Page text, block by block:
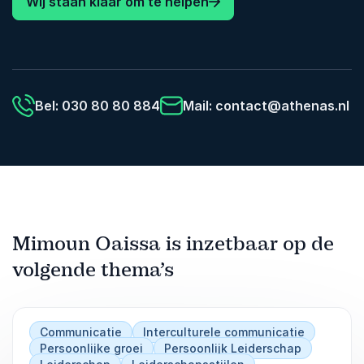
Weet je precies welke AI-tools impact
Heb je inzicht in hoe AI jouw rol verandert,
Bel: 030 80 80 884 Mail: contact@athenas.nl
Mimoun Oaissa is inzetbaar op de
volgende thema’s
Communicatie
Interculturele communicatie
Persoonlijke groei
Persoonlijk Leiderschap